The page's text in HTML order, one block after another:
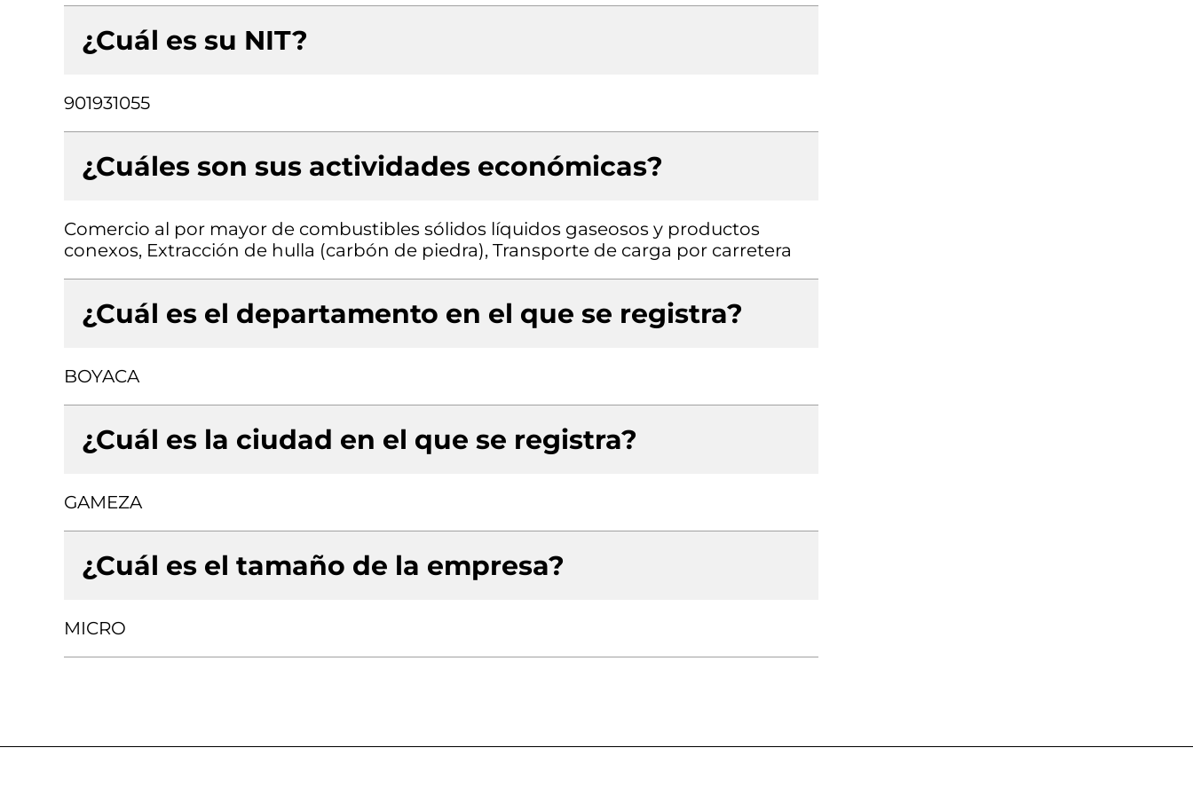
¿Cuál es su NIT?
901931055
¿Cuáles son sus actividades económicas?
Comercio al por mayor de combustibles sólidos líquidos gaseosos y productos
conexos, Extracción de hulla (carbón de piedra), Transporte de carga por carretera
¿Cuál es el departamento en el que se registra?
BOYACA
¿Cuál es la ciudad en el que se registra?
GAMEZA
¿Cuál es el tamaño de la empresa?
MICRO